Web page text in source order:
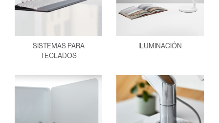
SISTEMAS PARA
TECLADOS
ILUMINACIÓN